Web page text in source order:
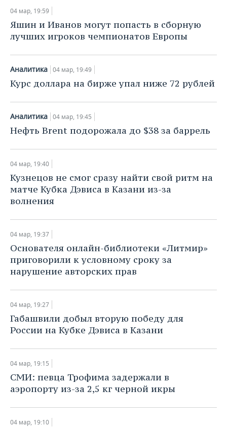
04 мар, 19:59
Яшин и Иванов могут попасть в сборную
лучших игроков чемпионатов Европы
Аналитика 04 мар, 19:49
​Курс доллара на бирже упал ниже 72 рублей
Аналитика 04 мар, 19:45
Нефть Brent подорожала до $38 за баррель
04 мар, 19:40
Кузнецов не смог сразу найти свой ритм на
матче Кубка Дэвиса в Казани из-за
волнения
04 мар, 19:37
​Основателя онлайн-библиотеки «Литмир»
приговорили к условному сроку за
нарушение авторских прав
04 мар, 19:27
​Габашвили добыл вторую победу для
России на Кубке Дэвиса в Казани
04 мар, 19:15
​СМИ: певца Трофима задержали в
аэропорту из-за 2,5 кг черной икры
04 мар, 19:10